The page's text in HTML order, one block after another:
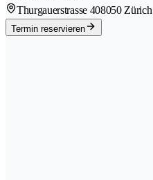
Thurgauerstrasse 408050 Zürich
Termin reservieren